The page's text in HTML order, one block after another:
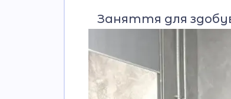
Заняття для